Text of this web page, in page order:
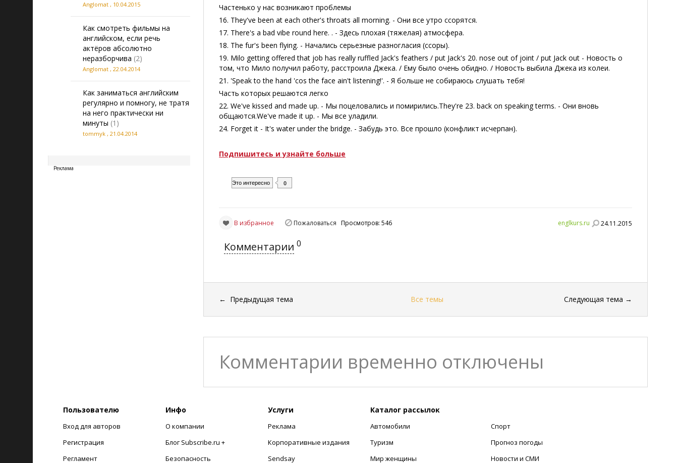
Anglomat , 10.04.2015
Как смотреть фильмы на
английском, если речь
актёров абсолютно
неразборчива (2)
Anglomat , 22.04.2014
Как заниматься английским
регулярно и помногу, не тратя
на него практически ни
минуты (1)
tommyk , 21.04.2014
Реклама
Частенько у нас возникают проблемы
16. They've been at each other's throats all morning. - Они все утро ссорятся.
17. There's a bad vibe round here. . - Здесь плохая (тяжелая) атмосфера.
18. The fur's been flying. - Начались серьезные разногласия (ссоры).
19. Milo getting offered that job has really ruffled Jack's feathers / put Jack's 20. nose out of joint / put Jack out - Новость о
том, что Мило получил работу, расстроила Джека. / Ему было очень обидно. / Новость выбила Джека из колеи.
21. 'Speak to the hand 'cos the face ain't listening!'. - Я больше не собираюсь слушать тебя!
Часть которых решаются легко
22. We've kissed and made up. - Мы поцеловались и помирились.They're 23. back on speaking terms. - Они вновь
общаются.We've made it up. - Мы все уладили.
24. Forget it - It's water under the bridge. - Забудь это. Все прошло (конфликт исчерпан).
Подпишитесь и узнайте больше
Это интересно 0
englkurs.ru 24.11.2015
В избранное Пожаловаться Просмотров: 546
Комментарии 0
← Предыдущая тема Все темы Следующая тема →
Комментарии временно отключены
Пользователю
Вход для авторов
Регистрация
Регламент
Инфо
О компании
Блог Subscribe.ru +
Безопасность
Услуги
Реклама
Корпоративные издания
Sendsay
Каталог рассылок
Автомобили
Туризм
Мир женщины
Спорт
Прогноз погоды
Новости и СМИ